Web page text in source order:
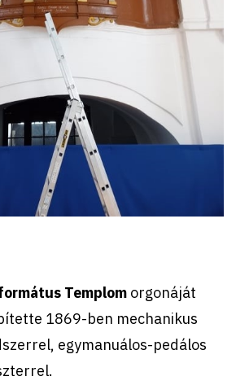
Templom orgonáját
1869-ben mechanikus
egymanuálos-pedálos